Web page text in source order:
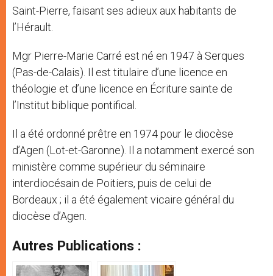
Saint-Pierre, faisant ses adieux aux habitants de
l’Hérault.
Mgr Pierre-Marie Carré est né en 1947 à Serques
(Pas-de-Calais). Il est titulaire d’une licence en
théologie et d’une licence en Écriture sainte de
l’Institut biblique pontifical.
Il a été ordonné prêtre en 1974 pour le diocèse
d’Agen (Lot-et-Garonne). Il a notamment exercé son
ministère comme supérieur du séminaire
interdiocésain de Poitiers, puis de celui de
Bordeaux ; il a été également vicaire général du
diocèse d’Agen.
Autres Publications :